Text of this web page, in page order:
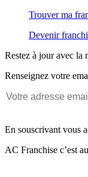
Trouver ma
Devenir
Restez à jour avec la
Renseignez votre
En souscrivant vous
AC Franchise c’est